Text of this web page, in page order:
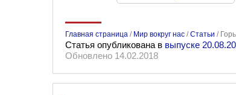
Главная страница / Мир вокруг нас /Статьи /
Статья опубликована в выпуске
Обновлено 14.02.2018